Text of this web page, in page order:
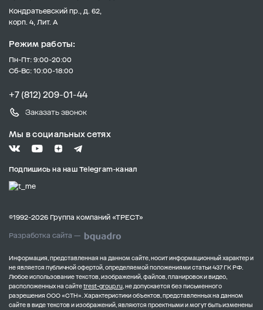
Кондратьевский пр., д. 62,
корп. 4, Лит. А
Режим работы:
Пн-Пт: 9:00-20:00
Сб-Вс: 10:00-18:00
+7 (812) 209-01-44
Заказать звонок
Мы в социальных сетях
Подпишись на наш Telegram-канал
©1992-2026 Группа компаний «ТРЕСТ»
Разработка сайта —
Информация, представленная на данном сайте, носит информационный характер и
не является публичной офертой, определяемой положениями статьи 437 ГК РФ.
Любое использование текстов, изображений, файлов, планировок и видео,
расположенных на сайтеtrest-group.ru, не допускается без письменного
разрешения ООО «СТН».Характеристики объектов, представленных на данном
сайте в виде текстов и изображений, являются проектными и могут быть изменены